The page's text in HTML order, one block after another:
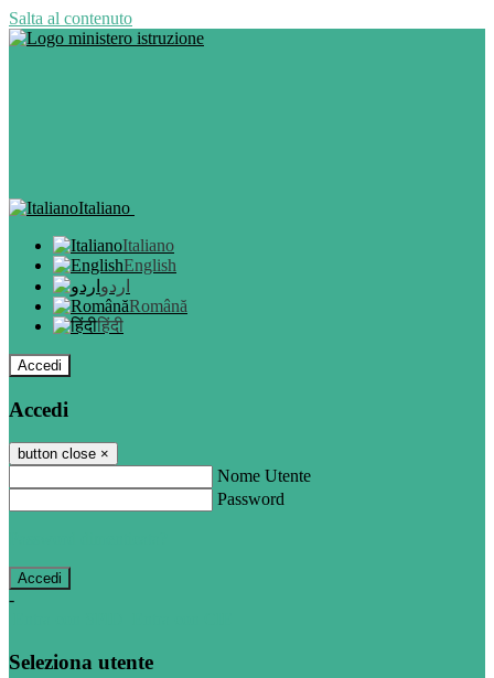
Salta al contenuto
Italiano
Italiano
English
اردو
Română
हिंदी
Accedi
Accedi
button close ×
Nome Utente
Password
-
Seleziona utente